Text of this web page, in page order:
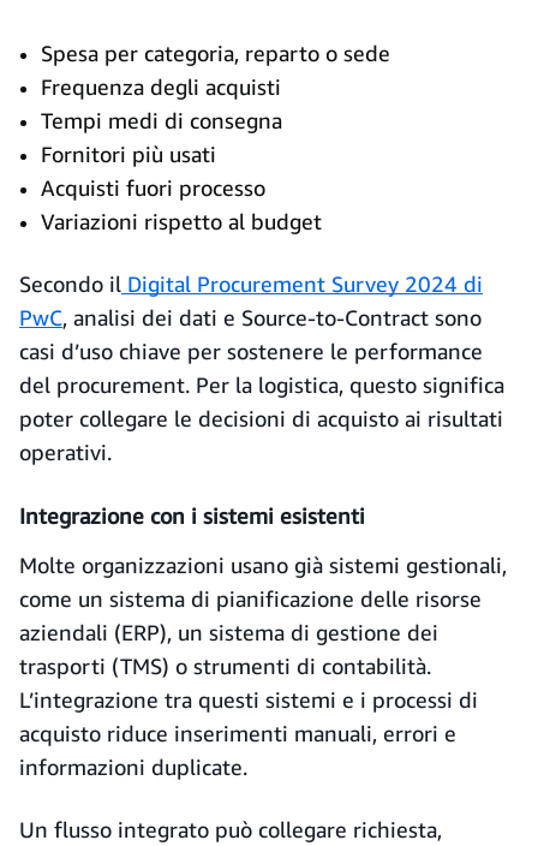
Spesa per categoria, reparto o sede
Frequenza degli acquisti
Tempi medi di consegna
Fornitori più usati
Acquisti fuori processo
Variazioni rispetto al budget
Secondo il Digital Procurement Survey 2024 di
PwC, analisi dei dati e Source-to-Contract sono
casi d’uso chiave per sostenere le performance
del procurement. Per la logistica, questo significa
poter collegare le decisioni di acquisto ai risultati
operativi.
Integrazione con i sistemi esistenti
Molte organizzazioni usano già sistemi gestionali,
come un sistema di pianificazione delle risorse
aziendali (ERP), un sistema di gestione dei
trasporti (TMS) o strumenti di contabilità.
L’integrazione tra questi sistemi e i processi di
acquisto riduce inserimenti manuali, errori e
informazioni duplicate.
Un flusso integrato può collegare richiesta,